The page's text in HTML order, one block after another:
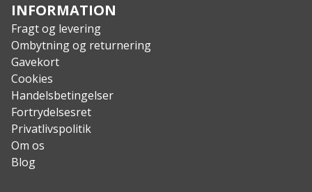
INFORMATION
Fragt og levering
Ombytning og returnering
Gavekort
Cookies
Handelsbetingelser
Fortrydelsesret
Privatlivspolitik
Om os
Blog